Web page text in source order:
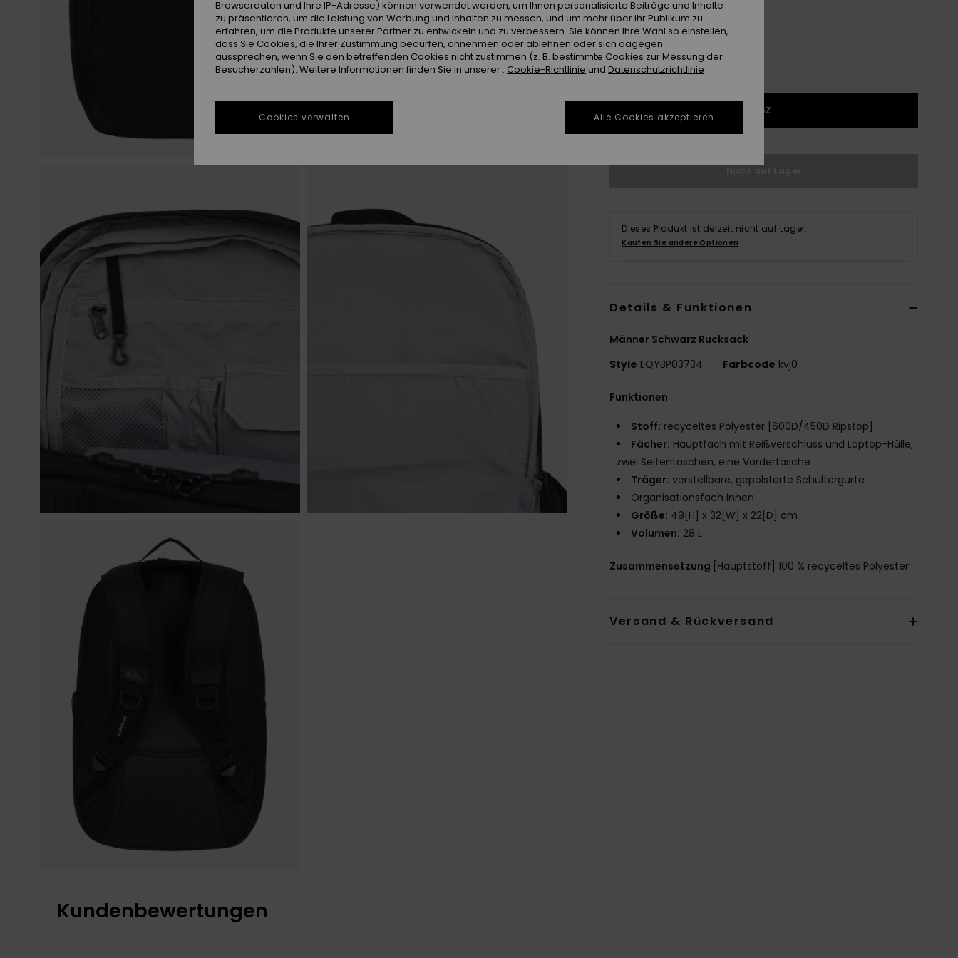
1SZ
Dieses Produkt ist derzeit nicht auf Lager.
Kaufen Sie andere Optionen
Details & Funktionen
Männer Schwarz Rucksack
Style EQYBP03734 Farbcode kvj0
Funktionen
Stoff: recyceltes Polyester [600D/450D Ripstop]
Fächer: Hauptfach mit Reißverschluss und Laptop-Hülle,
zwei Seitentaschen, eine Vordertasche
Träger: verstellbare, gepolsterte Schultergurte
Organisationsfach innen
Größe: 49[H] x 32[W] x 22[D] cm
Volumen: 28 L
Zusammensetzung [Hauptstoff] 100 % recyceltes Polyester
Versand & Rückversand
Kundenbewertungen
Browserdaten und Ihre IP-Adresse) können verwendet werden, um Ihnen personalisierte Beiträge und Inhalte
zu präsentieren, um die Leistung von Werbung und Inhalten zu messen, und um mehr über ihr Publikum zu
erfahren, um die Produkte unserer Partner zu entwickeln und zu verbessern. Sie können Ihre Wahl so einstellen,
dass Sie Cookies, die Ihrer Zustimmung bedürfen, annehmen oder ablehnen oder sich dagegen
aussprechen, wenn Sie den betreffenden Cookies nicht zustimmen (z. B. bestimmte Cookies zur Messung der
Besucherzahlen). Weitere Informationen finden Sie in unserer : Cookie-Richtlinie und Datenschutzrichtlinie
Cookies verwalten Alle Cookies akzeptieren